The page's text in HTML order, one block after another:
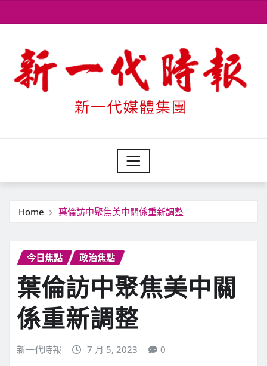
to
Home 葉倫訪中聚焦美中關係重新調整
今日焦點 政治焦點
葉倫訪中聚焦美中關
係重新調整
新一代時報 7 月 5, 2023 0